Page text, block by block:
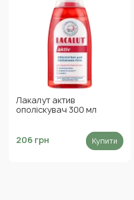
Лакалут актив
ополіскувач 300 мл
206 грн Купити